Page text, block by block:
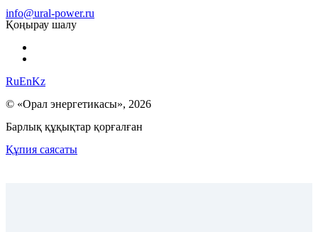
info@ural-power.ru
Қоңырау шалу
RuEnKz
© «Орал энергетикасы», 2026
Барлық құқықтар қорғалған
Құпия саясаты